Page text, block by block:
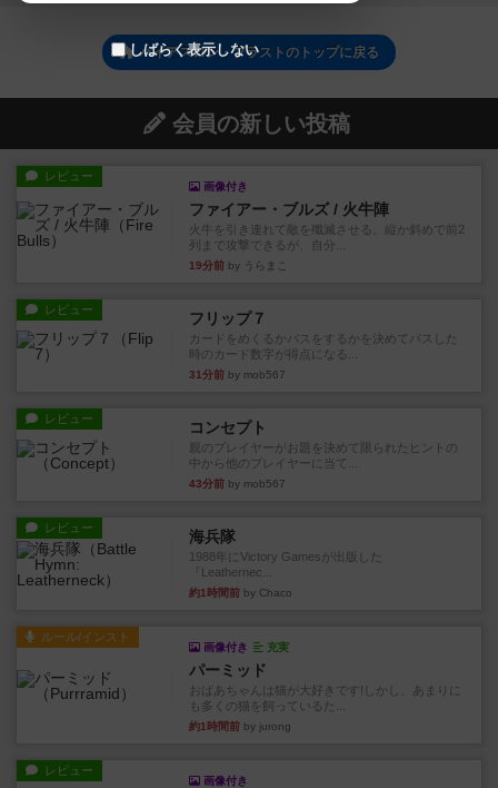
バイアスロン・ブラストのトップに戻る
会員の新しい投稿
レビュー
画像付き
ファイアー・ブルズ / 火牛陣
火牛を引き連れて敵を殲滅させる。縦か斜めで前2
列まで攻撃できるが、自分...
19分前 by うらまこ
レビュー フリップ７
カードをめくるかパスをするかを決めてパスした
時のカード数字が得点になる...
31分前 by mob567
レビュー コンセプト
親のプレイヤーがお題を決めて限られたヒントの
中から他のプレイヤーに当て...
43分前 by mob567
レビュー 海兵隊
1988年にVictory Gamesが出版した
『Leathernec...
約1時間前 by Chaco
ルール/インスト
画像付き 充実
パーミッド
おばあちゃんは猫が大好きです!しかし、あまりに
も多くの猫を飼っているた...
約1時間前 by jurong
レビュー
画像付き
しばらく表示しない